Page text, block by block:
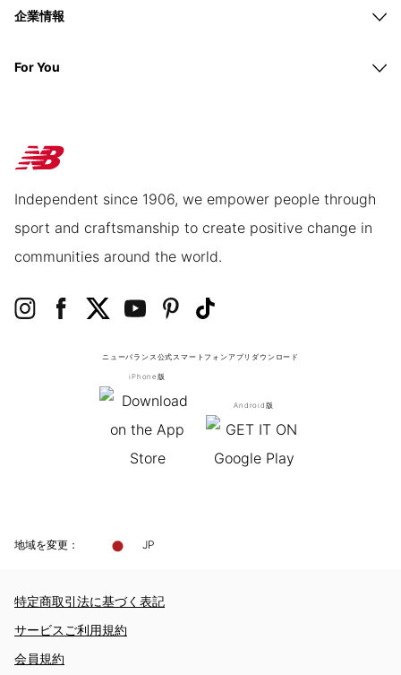
企業情報
For You
Independent since 1906, we empower people through
sport and craftsmanship to create positive change in
communities around the world.
ニューバランス公式スマートフォンアプリ ダウンロード
iPhone版
Android版
地域を変更： JP
特定商取引法に基づく表記
サービスご利用規約
会員規約